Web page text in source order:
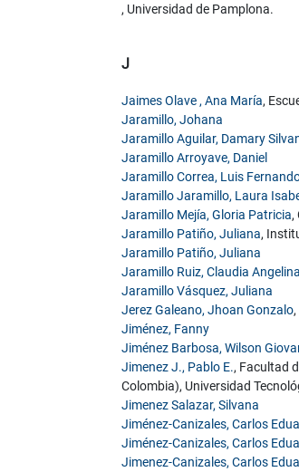
, Universidad de Pamplona.
J
Jaimes Olave , Ana María,
Jaramillo, Johana
Jaramillo Aguilar, Damary
Jaramillo Arroyave, Daniel
Jaramillo Correa, Luis
Jaramillo Jaramillo, Laura
Jaramillo Mejía, Gloria Patricia,
Jaramillo Patiño, Juliana,
Jaramillo Patiño, Juliana
Jaramillo Ruiz, Claudia Angelina
Jaramillo Vásquez, Juliana
Jerez Galeano, Jhoan Gonzalo
Jiménez, Fanny
Jiménez Barbosa, Wilson
Jimenez J., Pablo E., Facultad
Colombia), Universidad
Jimenez Salazar, Silvana
Jiménez-Canizales, Carlos
Jiménez-Canizales, Carlos
Jimenez-Canizales, Carlos